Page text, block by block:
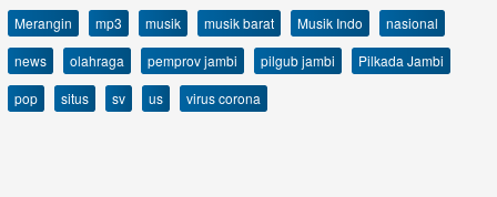
Merangin
mp3 musik musik barat Musik Indo
nasional
news
olahraga pemprov jambi pilgub jambi
Pilkada Jambi
pop
situs sv us virus corona